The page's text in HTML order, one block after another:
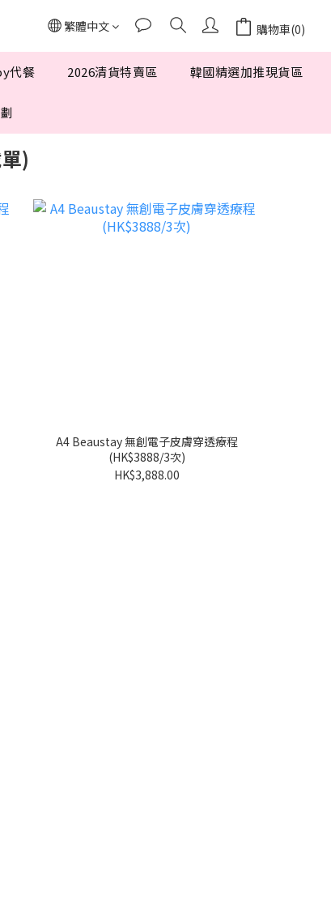
繁體中文 購物車(0)
代餐 2026清貨特賣區 韓國精選加推現貨區
)
A4 Beaustay 無創電子皮膚穿透療程
(HK$3888/3次)
HK$3,888.00